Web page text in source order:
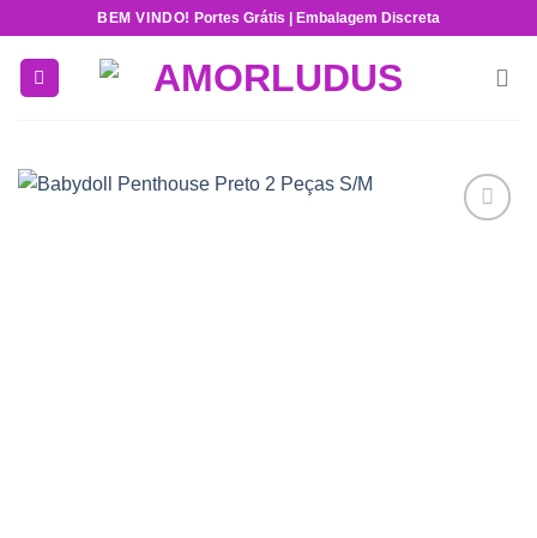
content
BEM VINDO! Portes Grátis | Embalagem Discreta